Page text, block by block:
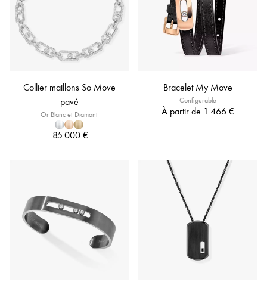
Collier maillons So Move
pavé
Or Blanc et Diamant
85 000 €
Bracelet My Move
Configurable
À partir de 1 466 €